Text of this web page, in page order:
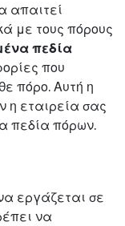
απαιτεί
με τους πόρους
πεδία
που
πόρο. Αυτή η
η εταιρεία σας
πεδία πόρων.
εργάζεται σε
να